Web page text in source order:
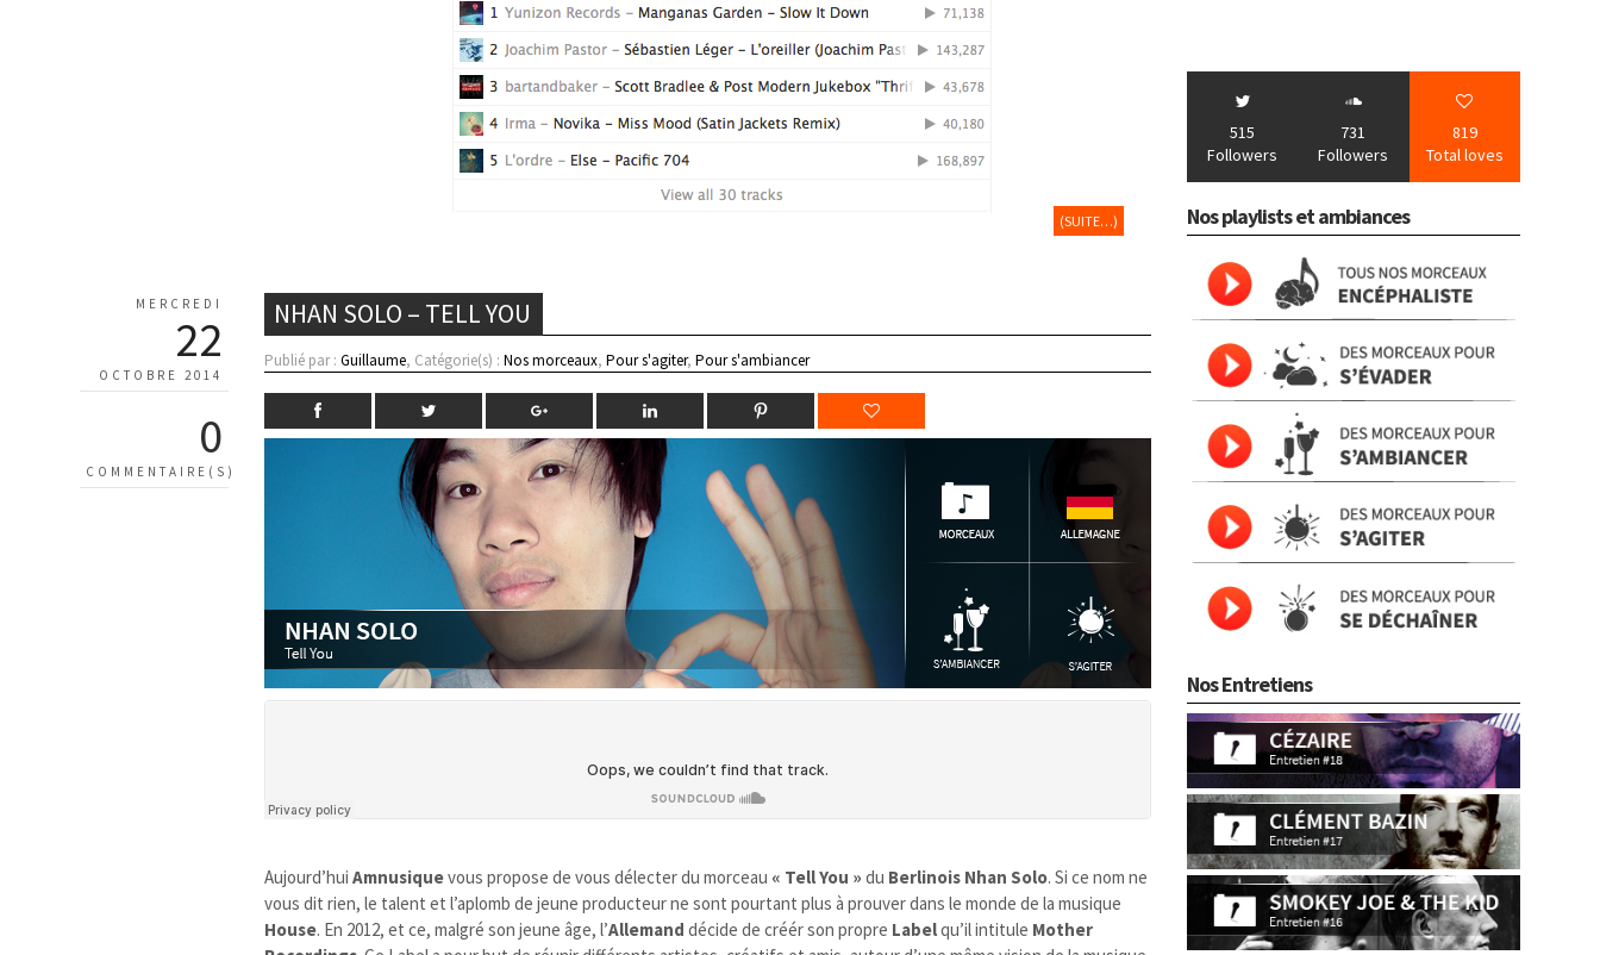
(SUITE…)
MERCREDI
22
OCTOBRE 2014
0
COMMENTAIRE(S)
NHAN SOLO – TELL YOU
Publié par :Guillaume, Catégorie(s) :Nos morceaux,Pour s'agiter,Pour s'ambiancer
Aujourd’huiAmnusiquevous propose de vous délecter du morceau « Tell You » du Berlinois Nhan Solo. Si ce nom ne
vous dit rien, le talent et l’aplomb de jeune producteur ne sont pourtant plus à prouver dans le monde de la musique
House. En 2012, et ce, malgré son jeune âge, l’Allemand décide de créér son propre Labelqu’il intitule Mother
515
Followers
731
Followers
819
Total loves
Nos playlists et ambiances
Nos Entretiens